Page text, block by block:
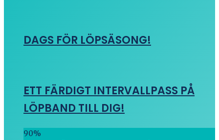
DAGS FÖR LÖPSÄSONG!
ETT FÄRDIGT INTERVALLPASS PÅ
LÖPBAND TILL DIG!
90%